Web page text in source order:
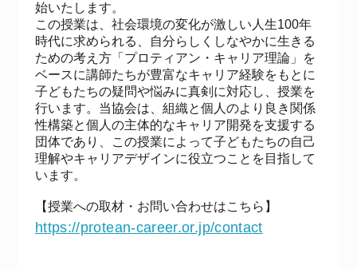
始いたします。
この授業は、社会環境の変化が激しい人生100年
時代に求められる、自分らしくしなやかに生きる
ための考え方「プロティアン・キャリア理論」を
ベースに講師たちが豊富なキャリア経験をもとに
子どもたちの疑問や悩みに真剣に対応し、授業を
行います。当協会は、組織と個人のより良き関係
性構築と個人の主体的なキャリア開発を支援する
団体であり、この授業によって子どもたちの自己
理解やキャリアデザインに役立つことを目指して
います。
【授業への取材・お問い合わせはこちら】
https://protean-career.or.jp/contact